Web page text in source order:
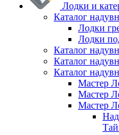
Лодки и
Каталог
Лодки
Лодки
Каталог
Каталог
Каталог
Мастер
Мастер
Мастер